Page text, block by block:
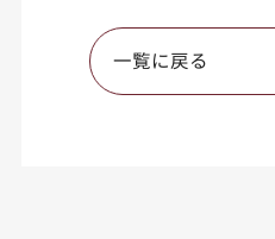
一覧に戻る